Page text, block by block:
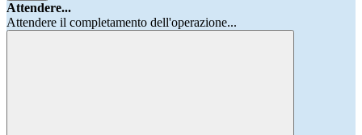
Attendere...
Attendere il completamento dell'operazione...